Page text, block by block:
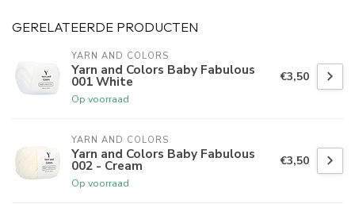
GERELATEERDE PRODUCTEN
YARN AND COLORS
Yarn and Colors Baby Fabulous
001 White
Op voorraad
€3,50
YARN AND COLORS
Yarn and Colors Baby Fabulous
002 - Cream
Op voorraad
€3,50